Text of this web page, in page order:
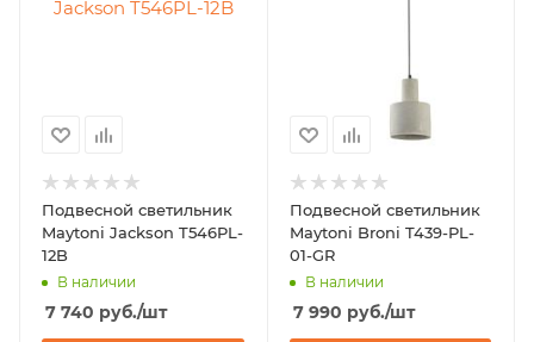
Подвесной светильник
Maytoni Jackson T546PL-
12B
В наличии
7 740 руб./шт
Подвесной светильник
Maytoni Broni T439-PL-
01-GR
В наличии
7 990 руб./шт